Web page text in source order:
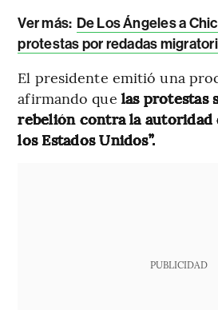
Ver más: De Los Ángeles a
protestas por redadas
El presidente emitió una
afirmando que las protestas
rebelión contra la autoridad
los Estados Unidos”.
PUBLICIDAD